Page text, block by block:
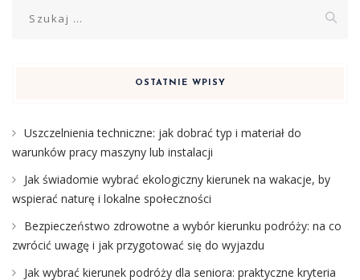
OSTATNIE WPISY
Uszczelnienia techniczne: jak dobrać typ i materiał do
warunków pracy maszyny lub instalacji
Jak świadomie wybrać ekologiczny kierunek na wakacje, by
wspierać naturę i lokalne społeczności
Bezpieczeństwo zdrowotne a wybór kierunku podróży: na co
zwrócić uwagę i jak przygotować się do wyjazdu
Jak wybrać kierunek podróży dla seniora: praktyczne kryteria